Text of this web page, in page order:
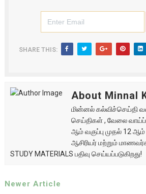
SHARE THIS:
About Minnal
மின்னல் கல்விச்செய்தி
செய்திகள் , வேலை
ஆம் வகுப்பு முதல் 12
ஆசிரியர் மற்றும்
STUDY MATERIALS பதிவு செய்யப்படுகிறது!
Newer Article